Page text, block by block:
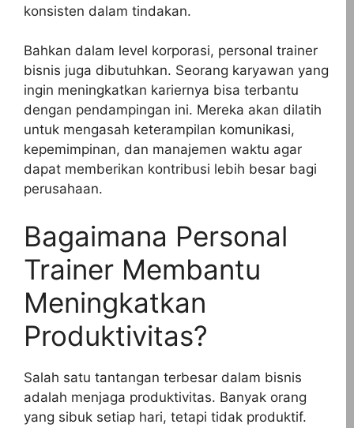
konsisten dalam tindakan.
Bahkan dalam level korporasi, personal trainer
bisnis juga dibutuhkan. Seorang karyawan yang
ingin meningkatkan kariernya bisa terbantu
dengan pendampingan ini. Mereka akan dilatih
untuk mengasah keterampilan komunikasi,
kepemimpinan, dan manajemen waktu agar
dapat memberikan kontribusi lebih besar bagi
perusahaan.
Bagaimana Personal
Trainer Membantu
Meningkatkan
Produktivitas?
Salah satu tantangan terbesar dalam bisnis
adalah menjaga produktivitas. Banyak orang
yang sibuk setiap hari, tetapi tidak produktif.